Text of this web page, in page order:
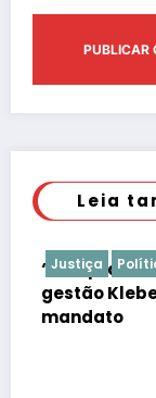
Leia
atos da
do